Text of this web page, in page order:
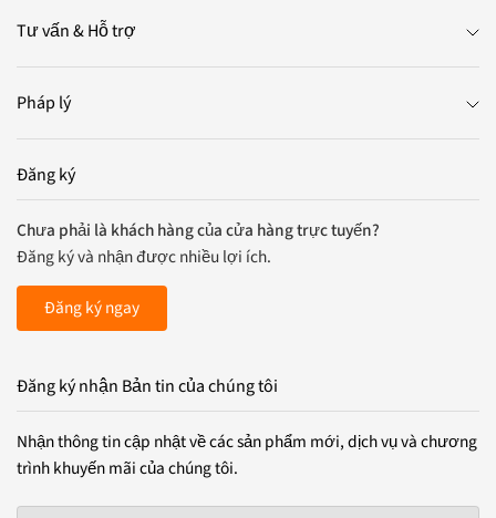
Tư vấn & Hỗ trợ
Pháp lý
Đăng ký
Chưa phải là khách hàng của cửa hàng trực tuyến?
Đăng ký và nhận được nhiều lợi ích.
Đăng ký ngay
Đăng ký nhận Bản tin của chúng tôi
Nhận thông tin cập nhật về các sản phẩm mới, dịch vụ và chương
trình khuyến mãi của chúng tôi.